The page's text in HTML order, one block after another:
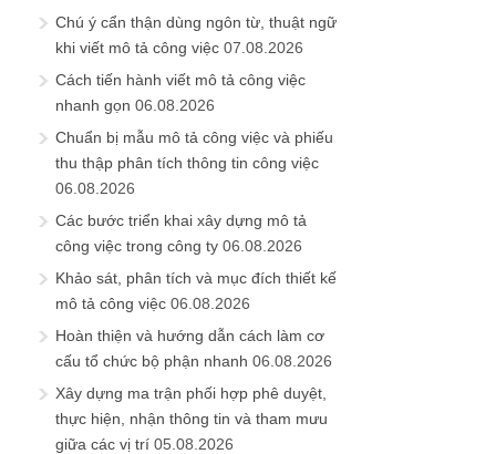
Chú ý cẩn thận dùng ngôn từ, thuật ngữ
khi viết mô tả công việc 07.08.2026
Cách tiến hành viết mô tả công việc
nhanh gọn 06.08.2026
Chuẩn bị mẫu mô tả công việc và phiếu
thu thập phân tích thông tin công việc
06.08.2026
Các bước triển khai xây dựng mô tả
công việc trong công ty 06.08.2026
Khảo sát, phân tích và mục đích thiết kế
mô tả công việc 06.08.2026
Hoàn thiện và hướng dẫn cách làm cơ
cấu tổ chức bộ phận nhanh 06.08.2026
Xây dựng ma trận phối hợp phê duyệt,
thực hiện, nhận thông tin và tham mưu
giữa các vị trí 05.08.2026